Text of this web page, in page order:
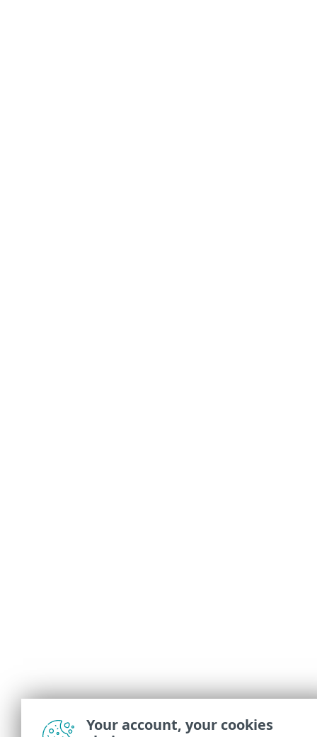
Your account, your cookies